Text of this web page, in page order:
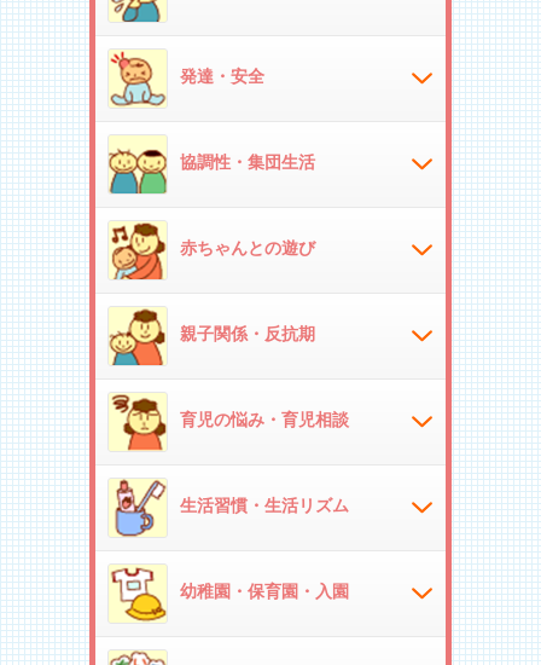
発達・安全
協調性・集団生活
赤ちゃんとの遊び
親子関係・反抗期
育児の悩み・育児相談
生活習慣・生活リズム
幼稚園・保育園・入園